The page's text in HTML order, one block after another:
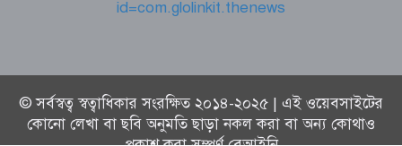
© সর্বস্বত্ব স্বত্বাধিকার সংরক্ষিত ২০১৪-২০২৫ | এই ওয়েবসাইটের
কোনো লেখা বা ছবি অনুমতি ছাড়া নকল করা বা অন্য কোথাও